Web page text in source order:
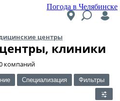
Погода в Челябинске
центры
клиники
компаний
Специализация Фильтры